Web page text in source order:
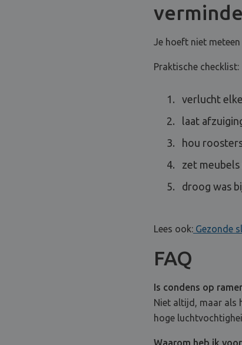
Je hoeft niet
Praktische checklist:
verlucht
laat
hou
zet
droog was
Lees ook: Gezonde
FAQ
Is condens op
Niet altijd, maar als
hoge
Waarom heb ik